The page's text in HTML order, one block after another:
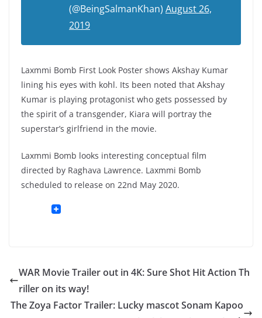
(@BeingSalmanKhan) August 26,
2019
Laxmmi Bomb First Look Poster shows Akshay Kumar
lining his eyes with kohl. Its been noted that Akshay
Kumar is playing protagonist who gets possessed by
the spirit of a transgender, Kiara will portray the
superstar’s girlfriend in the movie.
Laxmmi Bomb looks interesting conceptual film
directed by Raghava Lawrence. Laxmmi Bomb
scheduled to release on 22nd May 2020.
WAR Movie Trailer out in 4K: Sure Shot Hit Action Th
riller on its way!
The Zoya Factor Trailer: Lucky mascot Sonam Kapoo